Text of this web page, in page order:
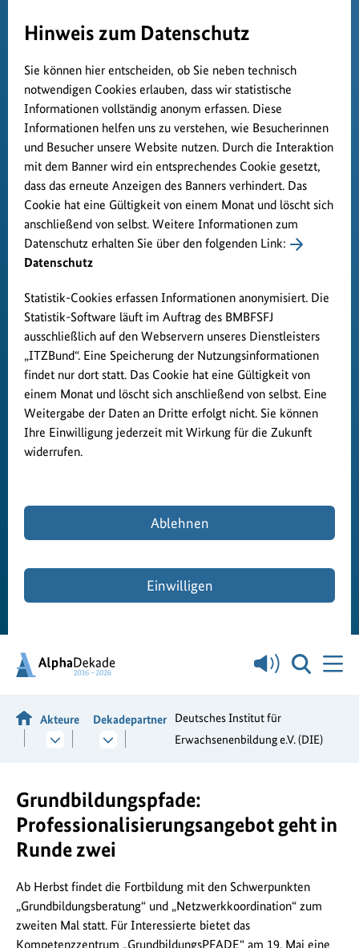
Hinweis zum Datenschutz
Sie können hier entscheiden, ob Sie neben technisch
notwendigen Cookies erlauben, dass wir statistische
Informationen vollständig anonym erfassen. Diese
Informationen helfen uns zu verstehen, wie Besucherinnen
und Besucher unsere Website nutzen. Durch die Interaktion
mit dem Banner wird ein entsprechendes Cookie gesetzt,
dass das erneute Anzeigen des Banners verhindert. Das
Cookie hat eine Gültigkeit von einem Monat und löscht sich
anschließend von selbst. Weitere Informationen zum
Datenschutz erhalten Sie über den folgenden Link:
Datenschutz
Statistik-Cookies erfassen Informationen anonymisiert. Die
Statistik-Software läuft im Auftrag des BMBFSFJ
ausschließlich auf den Webservern unseres Dienstleisters
„ITZBund“. Eine Speicherung der Nutzungsinformationen
findet nur dort statt. Das Cookie hat eine Gültigkeit von
einem Monat und löscht sich anschließend von selbst. Eine
Weitergabe der Daten an Dritte erfolgt nicht. Sie können
Ihre Einwilligung jederzeit mit Wirkung für die Zukunft
widerrufen.
Ablehnen
Einwilligen
Akteure Dekadepartner
Deutsches Institut für
Erwachsenenbildung e.V. (DIE)
Grundbildungspfade:
Professionalisierungsangebot geht in
Runde zwei
Ab Herbst findet die Fortbildung mit den Schwerpunkten
„Grundbildungsberatung“ und „Netzwerkkoordination“ zum
zweiten Mal statt. Für Interessierte bietet das
Kompetenzzentrum „GrundbildungsPFADE“ am 19. Mai eine